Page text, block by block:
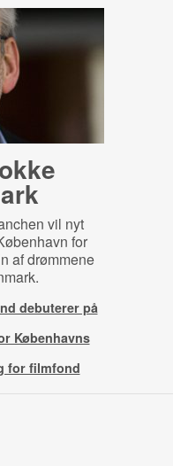
vil nyt
for
af drømmene
debuterer på
Københavns
for filmfond